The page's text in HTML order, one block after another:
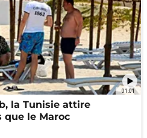
01:01
la Tunisie attire
que le Maroc